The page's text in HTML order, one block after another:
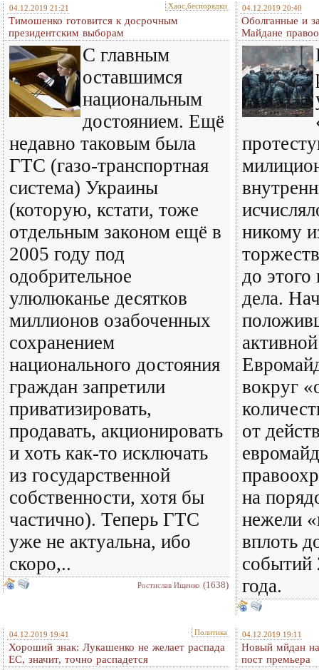
04.12.2019 21:21 Хаос,беспорядки
Тимошенко готовится к досрочным
президентским выборам
С главным
оставшимся
национальным
достоянием. Ещё
недавно таковым была
ГТС (газо-транспортная
система) Украины
(которую, кстати, тоже
отдельным законом ещё в
2005 году под
одобрительное
улюлюканье десятков
миллионов озабоченных
сохранением
национального достояния
граждан запретили
приватизировать,
продавать, акционировать
и хоть как-то исключать
из государственной
собственности, хотя бы
частично). Теперь ГТС
уже не актуальна, ибо
скоро,..
Ростислав Ищенко (1638)
04.12.2019 20:40
Оболганные и
Майдане
никому
до этого
дела.
вокруг
от
на
нежели
вплоть
событий
года.
04.12.2019 19:41 Политика
Хороший знак: Лукашенко не желает распада
ЕС, значит, точно распадется
04.12.2019 19:11
Новый мйдан
пост премьера